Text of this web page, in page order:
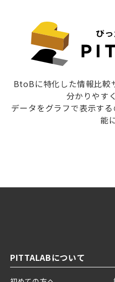
BtoBに特化した情報比較
分かりやす
データをグラフで表示す
能
PITTALABについて